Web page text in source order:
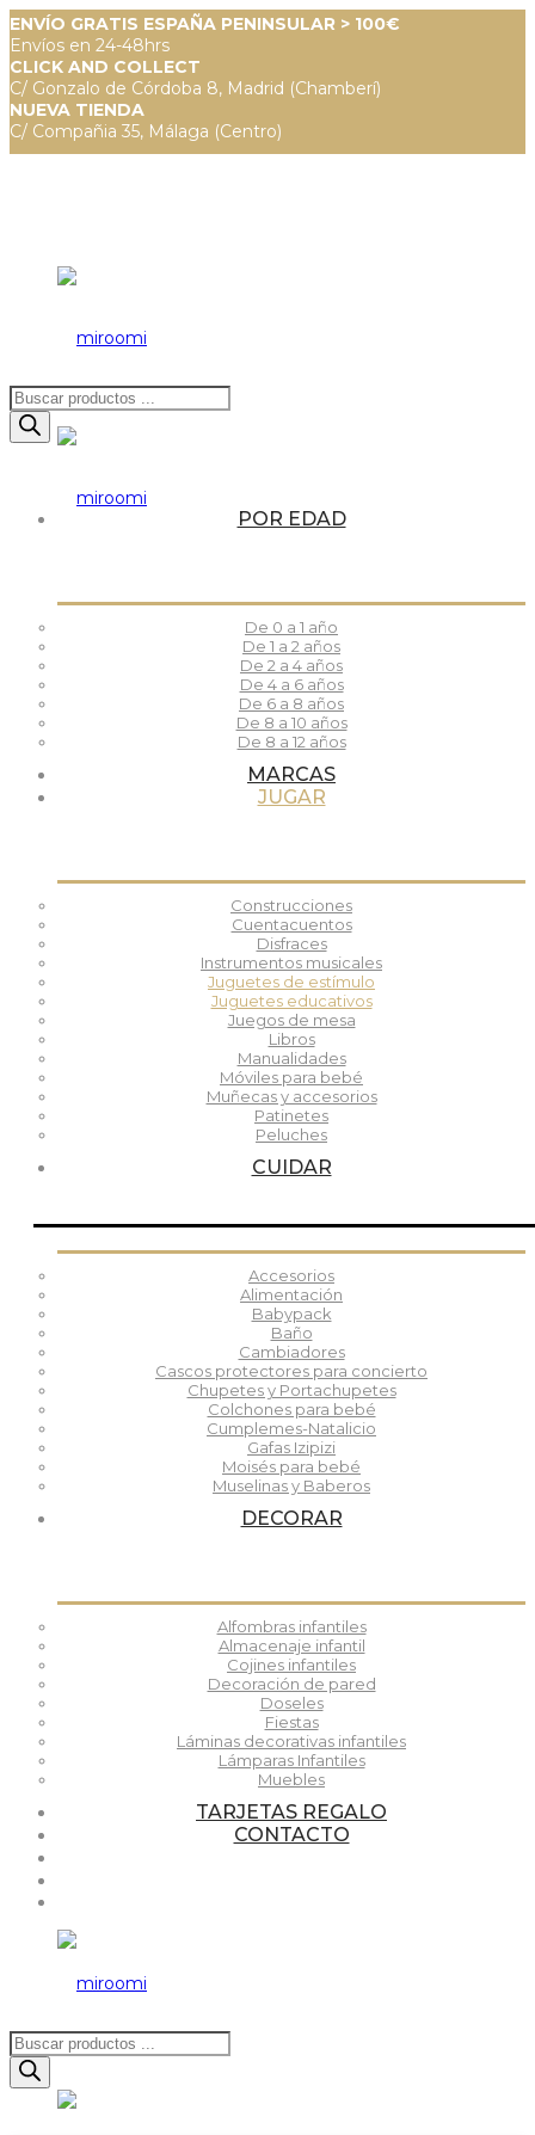
ENVÍO GRATIS ESPAÑA PENINSULAR > 100€
Envíos en 24-48hrs
CLICK AND COLLECT
C/ Gonzalo de Córdoba 8, Madrid (Chamberí)
NUEVA TIENDA
C/ Compañia 35, Málaga (Centro)
Búsqueda
de
productos
POR EDAD
De 0 a 1 año
De 1 a 2 años
De 2 a 4 años
De 4 a 6 años
De 6 a 8 años
De 8 a 10 años
De 8 a 12 años
MARCAS
JUGAR
Construcciones
Cuentacuentos
Disfraces
Instrumentos musicales
Juguetes de estímulo
Juguetes educativos
Juegos de mesa
Libros
Manualidades
Móviles para bebé
Muñecas y accesorios
Patinetes
Peluches
CUIDAR
Accesorios
Alimentación
Babypack
Baño
Cambiadores
Cascos protectores para concierto
Chupetes y Portachupetes
Colchones para bebé
Cumplemes-Natalicio
Gafas Izipizi
Moisés para bebé
Muselinas y Baberos
DECORAR
Alfombras infantiles
Almacenaje infantil
Cojines infantiles
Decoración de pared
Doseles
Fiestas
Láminas decorativas infantiles
Lámparas Infantiles
Muebles
TARJETAS REGALO
CONTACTO
Búsqueda
de
productos